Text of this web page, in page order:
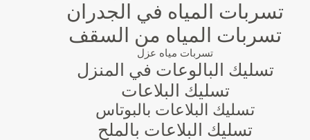
تسربات المياه في الجدران
تسربات المياه من السقف
تسربات مياه عزل
تسليك البالوعات في المنزل
تسليك البلاعات
تسليك البلاعات بالبوتاس
تسليك البلاعات بالملح